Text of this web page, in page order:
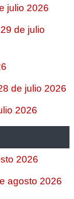
julio 2026
de julio
de julio 2026
2026
2026
agosto 2026